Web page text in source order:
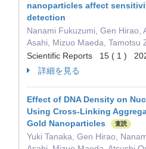
nanoparticles affect
detection
Nanami Fukuzumi, Gen Hirao,
Asahi, Mizuo Maeda, Tamotsu
Scientific Reports 15 ( 1 )
詳細を見る
Effect of DNA Density on
Using Cross-Linking
Gold Nanoparticles
査読
Yuki Tanaka, Gen Hirao,